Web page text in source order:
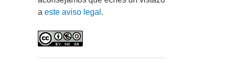
a este aviso legal .